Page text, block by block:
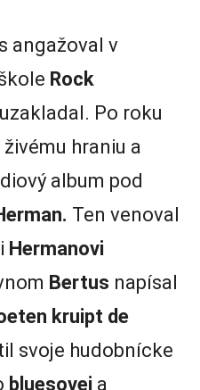
angažoval v
Rock
Po roku
hraniu a
album pod
Ten venoval
Hermanovi
Bertus napísal
kruipt de
svoje hudobnícke
bluesovej a